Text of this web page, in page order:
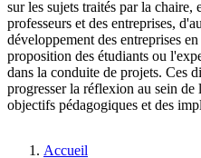
sur les sujets traités par la chaire,
professeurs et des entreprises,
développement des entreprises
proposition des étudiants ou
dans la conduite de projets. Ces
progresser la réflexion au sein de
objectifs pédagogiques et des
Accueil